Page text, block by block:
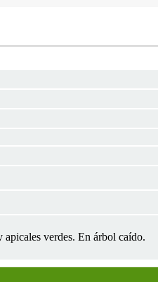
verdes. En árbol caído.